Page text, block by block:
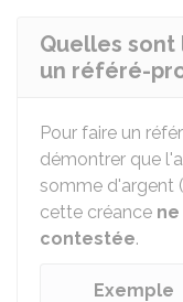
Quelles
un référé-
Pour faire un
démontrer que
somme d'argent
cette créance
contestée.
Exemple